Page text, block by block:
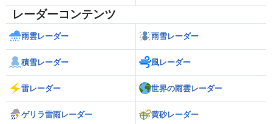
レーダーコンテンツ
雨雲レーダー 雨雪レーダー
積雪レーダー 風レーダー
雷レーダー 世界の雨雲レーダー
ゲリラ雷雨レーダー 黄砂レーダー